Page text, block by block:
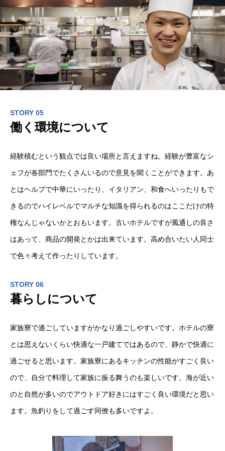
HOME
会社概要
募集要項
職種紹介 INTERVIEW
STORY 05
働く環境について
経験積むという観点では良い場所と言えますね。経験が豊富なシ
ェフが各部門でたくさんいるので意見を聞くことができます。あ
とはヘルプで中華にいったり、イタリアン、和食へいったりもで
きるのでハイレベルでマルチな知識を得られるのはここだけの特
権なんじゃないかとおもいます。古いホテルですが風通しの良さ
はあって、商品の開発とかは出来ています。高め合いたい人同士
で色々考えて作ったりしています。
STORY 06
暮らしについて
家族寮で過ごしていますがかなり過ごしやすいです。ホテルの寮
とは思えないくらい快適な一戸建てではあるので、静かで快適に
過ごせると思います。家族寮にあるキッチンの性能がすごく良い
ので、自分で料理して家族に振る舞うのも楽しいです。海が近い
のと自然が多いのでアウトドア好きにはすごく良い環境だと思い
ます。魚釣りをして過ごす同僚も多いですよ。